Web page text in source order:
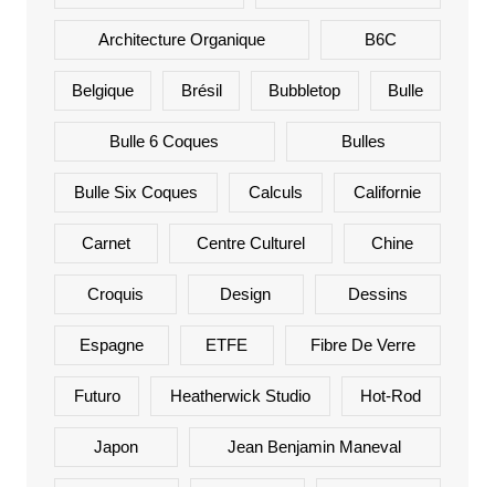
Architecture Organique B6C
Belgique Brésil Bubbletop Bulle
Bulle 6 Coques Bulles
Bulle Six Coques Calculs Californie
Carnet Centre Culturel Chine
Croquis Design Dessins
Espagne ETFE Fibre De Verre
Futuro Heatherwick Studio Hot-Rod
Japon Jean Benjamin Maneval